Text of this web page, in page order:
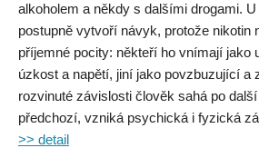
alkoholem a někdy s dalšími drogami.
postupně vytvoří návyk, protože nikotin
příjemné pocity: někteří ho vnímají jako
úzkost a napětí, jiní jako povzbuzující a
rozvinuté závislosti člověk sahá po
předchozí, vzniká psychická i fyzická
>> detail